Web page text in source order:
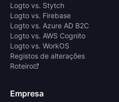
Logto vs. Stytch
Logto vs. Firebase
Logto vs. Azure AD B2C
Logto vs. AWS Cognito
Logto vs. WorkOS
Registos de alterações
Roteiro
Empresa